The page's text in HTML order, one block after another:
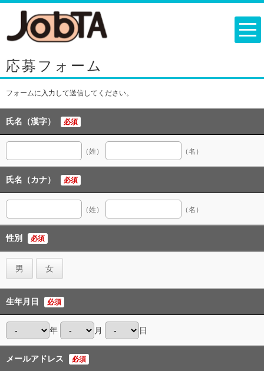
応募フォーム
フォームに入力して送信してください。
氏名（漢字） 必須
（姓） （名）
氏名（カナ） 必須
（姓） （名）
性別 必須
男 女
生年月日 必須
年 月 日
メールアドレス 必須